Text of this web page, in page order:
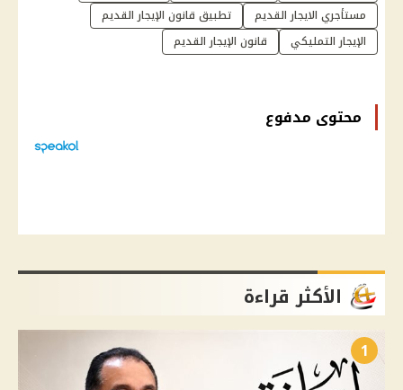
مستأجري الايجار القديم
تطبيق قانون الإيجار القديم
الإيجار التمليكي
قانون الإيجار القديم
محتوى مدفوع
الأكثر قراءة
1